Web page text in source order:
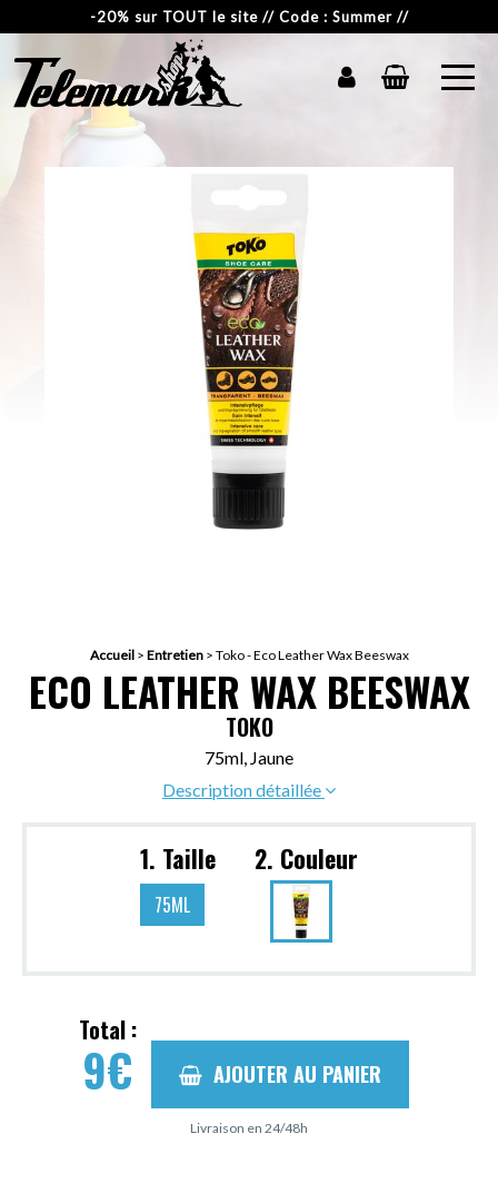
-20% sur TOUT le site // Code : Summer //
Accueil> Entretien> Toko - Eco Leather Wax Beeswax
ECO LEATHER WAX BEESWAX
TOKO
75ml, Jaune
Description détaillée
1. Taille
75ML
2. Couleur
Total :
9€ AJOUTER AU PANIER
Livraison en 24/48h